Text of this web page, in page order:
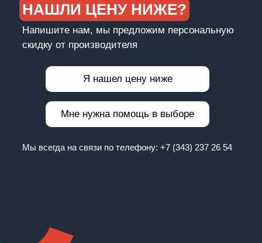
НАШЛИ ЦЕНУ НИЖЕ?
Напишите нам, мы предложим персональную
скидку от производителя
Я нашел цену ниже
Мне нужна помощь в выборе
Мы всегда на связи по телефону: +7 (343) 237 26 54